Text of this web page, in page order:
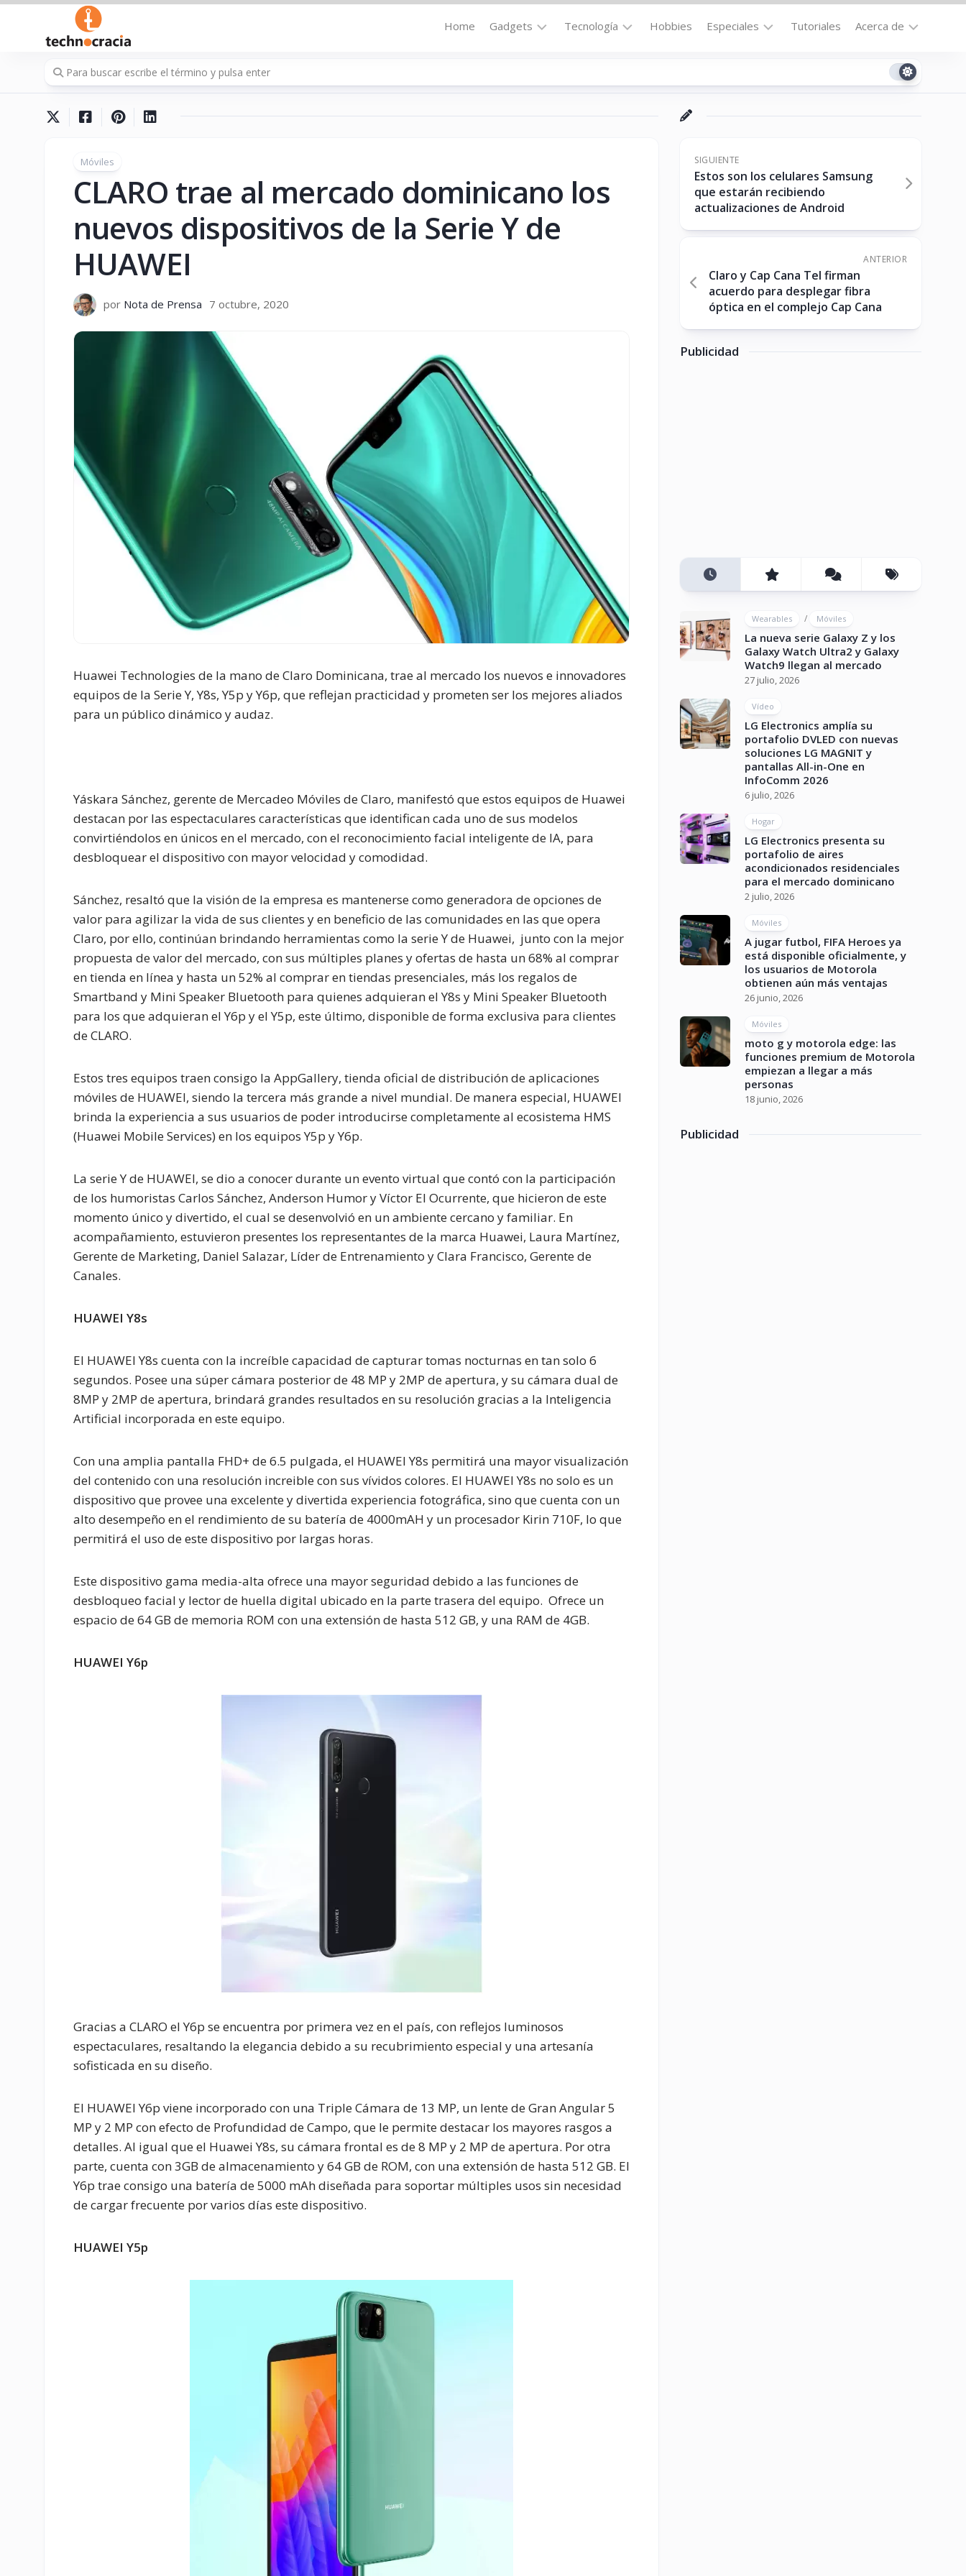
Saltar
contenido
Home Gadgets
Hogar
Portátil
Tecnología
Internet
Hobbies Especiales
la
Destacados
Downloads
No-
cat
Tutoriales Acerca de
Contacto
Cookie
Móviles
CLARO trae al mercado dominicano los
nuevos dispositivos de la Serie Y de
HUAWEI
por Nota de Prensa 7 octubre, 2020
Huawei Technologies de la mano de Claro Dominicana, trae al mercado los nuevos e innovadores
equipos de la Serie Y, Y8s, Y5p y Y6p, que reflejan practicidad y prometen ser los mejores aliados
para un público dinámico y audaz.
Yáskara Sánchez, gerente de Mercadeo Móviles de Claro, manifestó que estos equipos de Huawei
destacan por las espectaculares características que identifican cada uno de sus modelos
convirtiéndolos en únicos en el mercado, con el reconocimiento facial inteligente de IA, para
desbloquear el dispositivo con mayor velocidad y comodidad.
Sánchez, resaltó que la visión de la empresa es mantenerse como generadora de opciones de
valor para agilizar la vida de sus clientes y en beneficio de las comunidades en las que opera
Claro, por ello, continúan brindando herramientas como la serie Y de Huawei, junto con la mejor
propuesta de valor del mercado, con sus múltiples planes y ofertas de hasta un 68% al comprar
en tienda en línea y hasta un 52% al comprar en tiendas presenciales, más los regalos de
Smartband y Mini Speaker Bluetooth para quienes adquieran el Y8s y Mini Speaker Bluetooth
para los que adquieran el Y6p y el Y5p, este último, disponible de forma exclusiva para clientes
de CLARO.
Estos tres equipos traen consigo la AppGallery, tienda oficial de distribución de aplicaciones
móviles de HUAWEI, siendo la tercera más grande a nivel mundial. De manera especial, HUAWEI
brinda la experiencia a sus usuarios de poder introducirse completamente al ecosistema HMS
(Huawei Mobile Services) en los equipos Y5p y Y6p.
La serie Y de HUAWEI, se dio a conocer durante un evento virtual que contó con la participación
de los humoristas Carlos Sánchez, Anderson Humor y Víctor El Ocurrente, que hicieron de este
momento único y divertido, el cual se desenvolvió en un ambiente cercano y familiar. En
acompañamiento, estuvieron presentes los representantes de la marca Huawei, Laura Martínez,
Gerente de Marketing, Daniel Salazar, Líder de Entrenamiento y Clara Francisco, Gerente de
Canales.
HUAWEI Y8s
El HUAWEI Y8s cuenta con la increíble capacidad de capturar tomas nocturnas en tan solo 6
segundos. Posee una súper cámara posterior de 48 MP y 2MP de apertura, y su cámara dual de
8MP y 2MP de apertura, brindará grandes resultados en su resolución gracias a la Inteligencia
Artificial incorporada en este equipo.
Con una amplia pantalla FHD+ de 6.5 pulgada, el HUAWEI Y8s permitirá una mayor visualización
del contenido con una resolución increible con sus vívidos colores. El HUAWEI Y8s no solo es un
dispositivo que provee una excelente y divertida experiencia fotográfica, sino que cuenta con un
alto desempeño en el rendimiento de su batería de 4000mAH y un procesador Kirin 710F, lo que
permitirá el uso de este dispositivo por largas horas.
Este dispositivo gama media-alta ofrece una mayor seguridad debido a las funciones de
desbloqueo facial y lector de huella digital ubicado en la parte trasera del equipo. Ofrece un
espacio de 64 GB de memoria ROM con una extensión de hasta 512 GB, y una RAM de 4GB.
HUAWEI Y6p
Gracias a CLARO el Y6p se encuentra por primera vez en el país, con reflejos luminosos
espectaculares, resaltando la elegancia debido a su recubrimiento especial y una artesanía
sofisticada en su diseño.
El HUAWEI Y6p viene incorporado con una Triple Cámara de 13 MP, un lente de Gran Angular 5
MP y 2 MP con efecto de Profundidad de Campo, que le permite destacar los mayores rasgos a
detalles. Al igual que el Huawei Y8s, su cámara frontal es de 8 MP y 2 MP de apertura. Por otra
parte, cuenta con 3GB de almacenamiento y 64 GB de ROM, con una extensión de hasta 512 GB. El
Y6p trae consigo una batería de 5000 mAh diseñada para soportar múltiples usos sin necesidad
de cargar frecuente por varios días este dispositivo.
HUAWEI Y5p
SIGUIENTE
Estos son los celulares Samsung
que estarán recibiendo
actualizaciones de Android
ANTERIOR
Claro y Cap Cana Tel firman
acuerdo para desplegar fibra
óptica en el complejo Cap Cana
Publicidad
Wearables / Móviles
La nueva serie Galaxy Z y los
Galaxy Watch Ultra2 y Galaxy
Watch9 llegan al mercado
27 julio, 2026
Vídeo
LG Electronics amplía su
portafolio DVLED con nuevas
soluciones LG MAGNIT y
pantallas All-in-One en
InfoComm 2026
6 julio, 2026
Hogar
LG Electronics presenta su
portafolio de aires
acondicionados residenciales
para el mercado dominicano
2 julio, 2026
Móviles
A jugar futbol, FIFA Heroes ya
está disponible oficialmente, y
los usuarios de Motorola
obtienen aún más ventajas
26 junio, 2026
Móviles
moto g y motorola edge: las
funciones premium de Motorola
empiezan a llegar a más
personas
18 junio, 2026
Publicidad